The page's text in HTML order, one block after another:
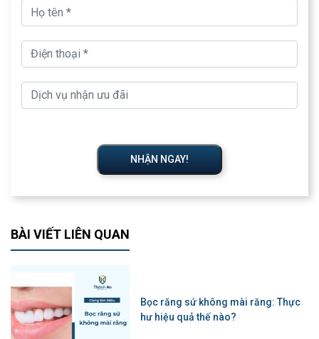
NHẬN NGAY!
BÀI VIẾT LIÊN QUAN
Bọc răng sứ không mài răng: Thực
hư hiệu quả thế nào?